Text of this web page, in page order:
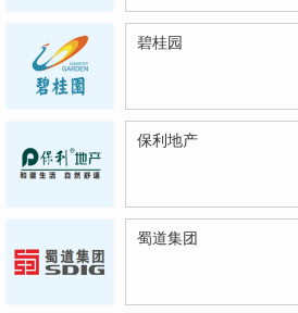
碧桂园
保利地产
蜀道集团